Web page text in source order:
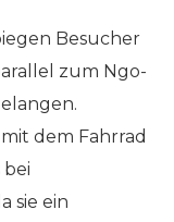
Besucher
zum Ngo-
dem Fahrrad
bei
sie ein